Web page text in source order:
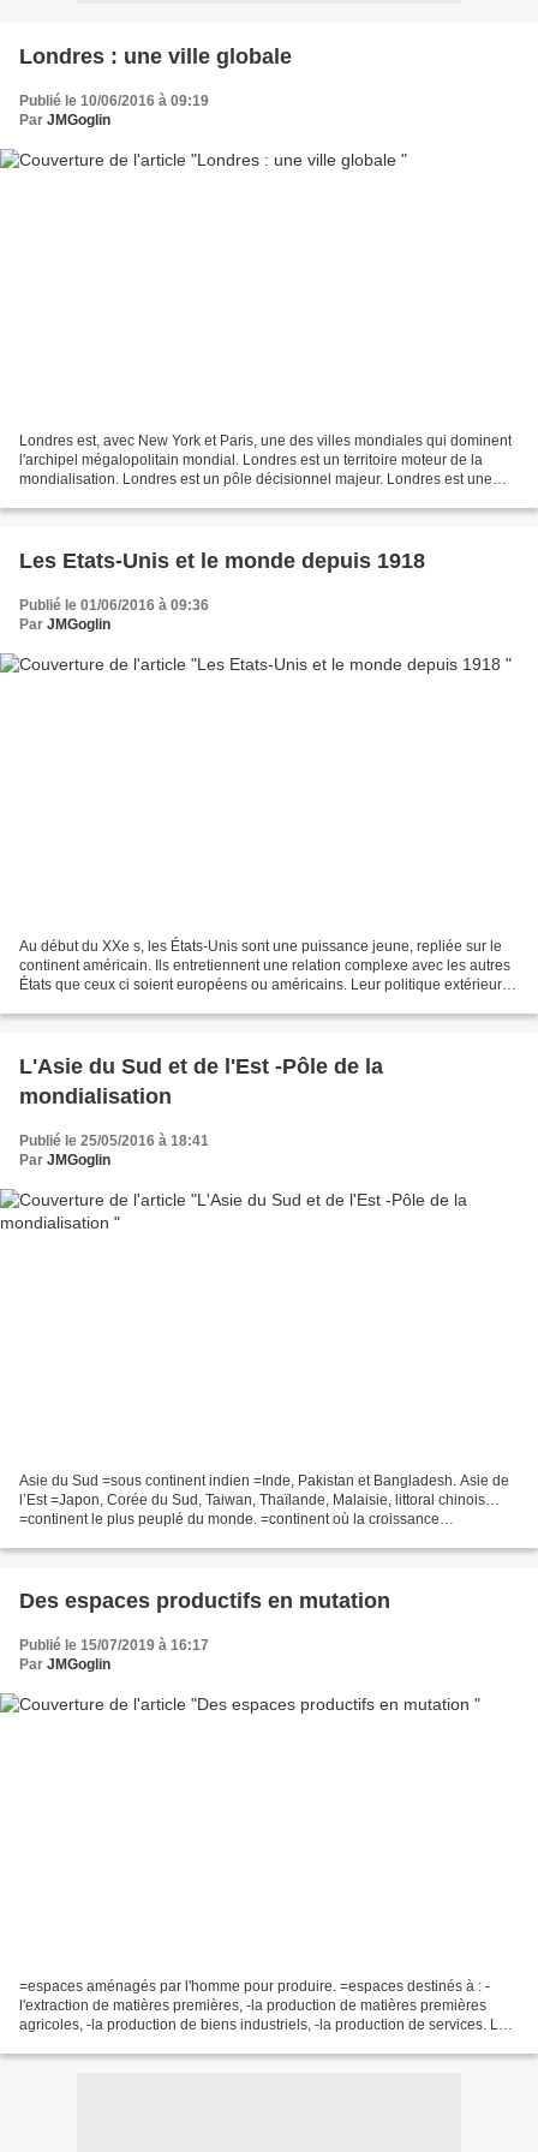
Londres : une ville globale
Publié le 10/06/2016 à 09:19
Par JMGoglin
Londres est, avec New York et Paris, une des villes mondiales qui dominent
l'archipel mégalopolitain mondial. Londres est un territoire moteur de la
mondialisation. Londres est un pôle décisionnel majeur. Londres est une
Les Etats-Unis et le monde depuis 1918
Publié le 01/06/2016 à 09:36
Par JMGoglin
Au début du XXe s, les États-Unis sont une puissance jeune, repliée sur le
continent américain. Ils entretiennent une relation complexe avec les autres
États que ceux ci soient européens ou américains. Leur politique extérieure
L'Asie du Sud et de l'Est -Pôle de la
mondialisation
Publié le 25/05/2016 à 18:41
Par JMGoglin
Asie du Sud =sous continent indien =Inde, Pakistan et Bangladesh. Asie de
l’Est =Japon, Corée du Sud, Taiwan, Thaïlande, Malaisie, littoral chinois…
=continent le plus peuplé du monde. =continent où la croissance
Des espaces productifs en mutation
Publié le 15/07/2019 à 16:17
Par JMGoglin
=espaces aménagés par l'homme pour produire. =espaces destinés à : -
l'extraction de matières premières, -la production de matières premières
agricoles, -la production de biens industriels, -la production de services. La